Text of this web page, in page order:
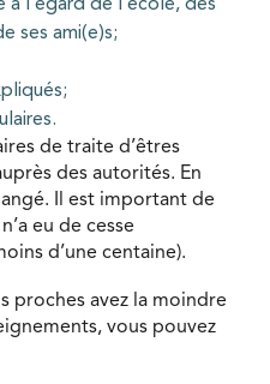
l’égard de l’école, des
ses ami(e)s;
de traite d’êtres
des autorités. En
Il est important de
eu de cesse
d’une centaine).
proches avez la moindre
vous pouvez